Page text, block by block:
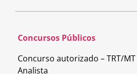
Concursos Públicos
Concurso autorizado – TRT/
Analista